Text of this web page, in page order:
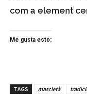
com a element
Me gusta esto:
TAGS mascletà